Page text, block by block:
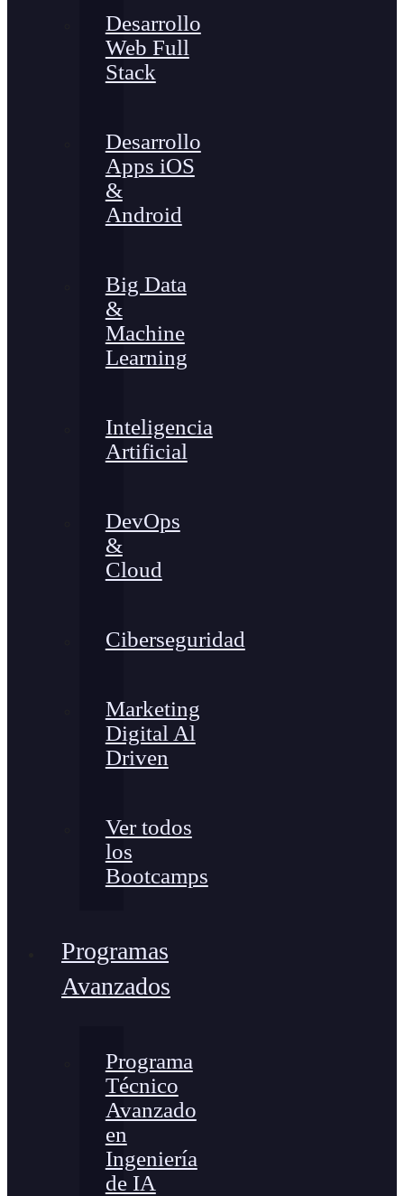
Desarrollo
Web Full
Stack
Desarrollo
Apps iOS
&
Android
Big Data
&
Machine
Learning
Inteligencia
Artificial
DevOps
&
Cloud
Ciberseguridad
Marketing
Digital Al
Driven
Ver todos
los
Bootcamps
Programas
Avanzados
Programa
Técnico
Avanzado
en
Ingeniería
de IA